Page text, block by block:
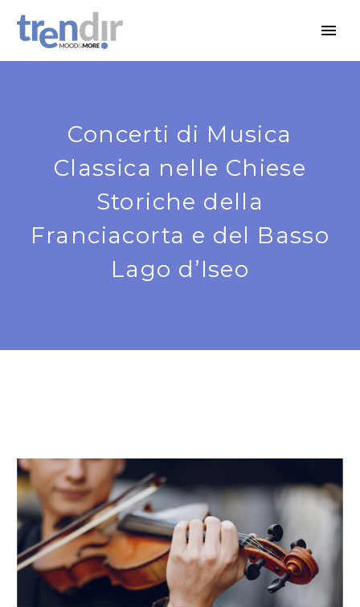
Concerti di Musica
Classica nelle Chiese
Storiche della
Franciacorta e del Basso
Lago d’Iseo